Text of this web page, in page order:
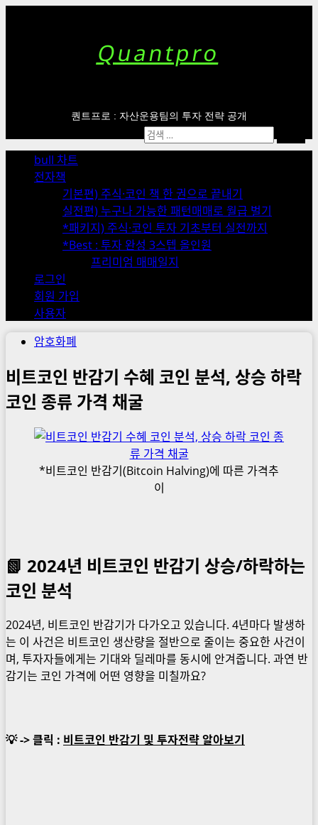
Quantpro
퀀트프로 : 자산운용팀의 투자 전략 공개
Menu
bull 차트
전자책
기본편) 주식·코인 책 한 권으로 끝내기
실전편) 누구나 가능한 패턴매매로 월급 벌기
*패키지) 주식·코인 투자 기초부터 실전까지
*Best : 투자 완성 3스텝 올인원
프리미엄 매매일지
로그인
회원 가입
사용자
검
색:
암호화폐
비트코인 반감기 수혜 코인 분석, 상승 하락
코인 종류 가격 채굴
*비트코인 반감기(Bitcoin Halving)에 따른 가격추
이
📗 2024년 비트코인 반감기 상승/하락하는
코인 분석
2024년, 비트코인 반감기가 다가오고 있습니다. 4년마다 발생하
는 이 사건은 비트코인 생산량을 절반으로 줄이는 중요한 사건이
며, 투자자들에게는 기대와 딜레마를 동시에 안겨줍니다. 과연 반
감기는 코인 가격에 어떤 영향을 미칠까요?
💡 -> 클릭 : 비트코인 반감기 및 투자전략 알아보기